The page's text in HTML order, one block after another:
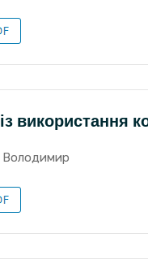
використання
Володимир